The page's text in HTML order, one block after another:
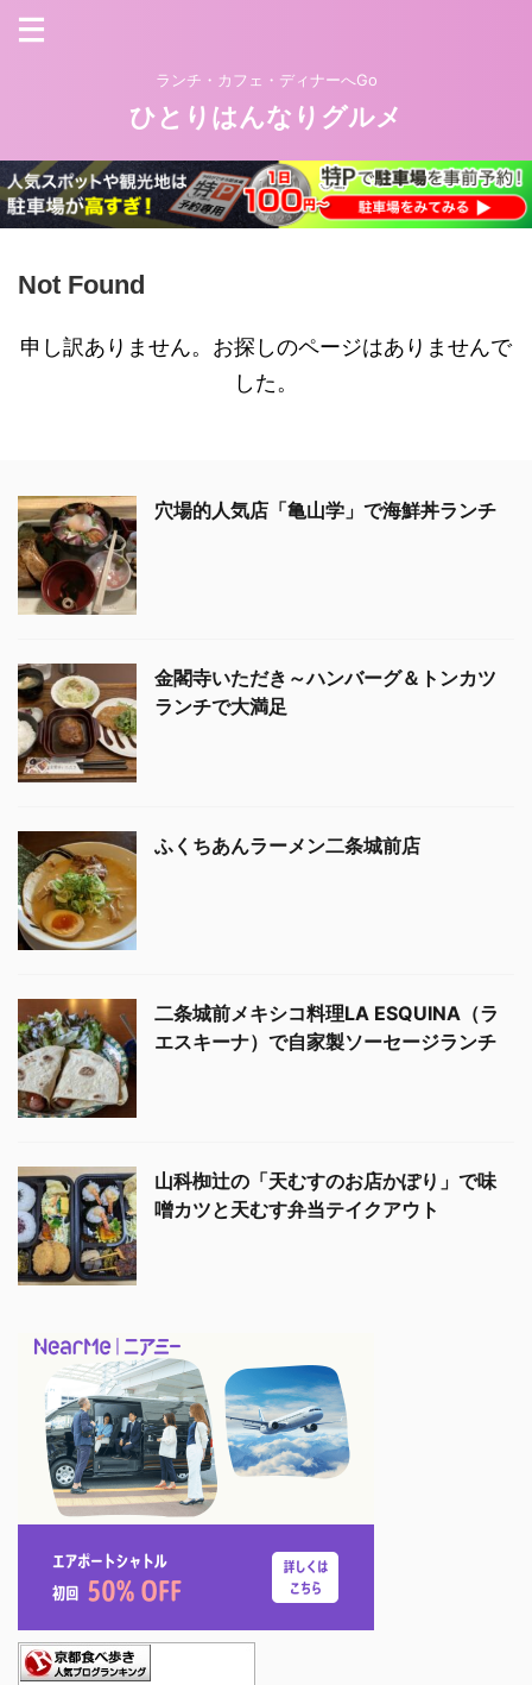
ランチ・カフェ・ディナーへGo
ひとりはんなりグルメ
Not Found
申し訳ありません。お探しのページはありませんで
した。
穴場的人気店「亀山学」で海鮮丼ランチ
金閣寺いただき～ハンバーグ＆トンカツ
ランチで大満足
ふくちあんラーメン二条城前店
二条城前メキシコ料理LA ESQUINA（ラ
エスキーナ）で自家製ソーセージランチ
山科椥辻の「天むすのお店かぽり」で味
噌カツと天むす弁当テイクアウト